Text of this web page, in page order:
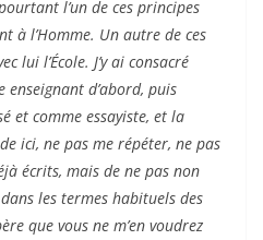
l’un de ces principes
à l’Homme. Un autre de ces
lui l’École. J’y ai consacré
enseignant d’abord, puis
et comme essayiste, et la
ici, ne pas me répéter, ne pas
écrits, mais de ne pas non
les termes habituels des
que vous ne m’en voudrez